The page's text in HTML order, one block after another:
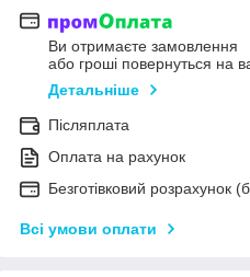
Ви отримаєте замовлення
або гроші повернуться на
Детальніше
Післяплата
Оплата на рахунок
Безготівковий розрахунок
Всі умови оплати